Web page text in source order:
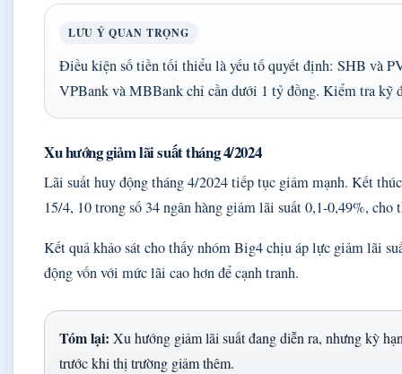
LƯU Ý QUAN TRỌNG
Điều kiện số tiền tối thiểu là yếu tố quyết định: SHB và
VPBank và MBBank chỉ cần dưới 1 tỷ đồng. Kiểm tra kỹ
Xu hướng giảm lãi suất tháng 4/2024
Lãi suất huy động tháng 4/2024 tiếp tục giảm mạnh. Kết
15/4, 10 trong số 34 ngân hàng giảm lãi suất 0,1-0,49%,
Kết quả khảo sát cho thấy nhóm Big4 chịu áp lực giảm lãi
động vốn với mức lãi cao hơn để cạnh tranh.
Tóm lại: Xu hướng giảm lãi suất đang diễn ra, nhưng kỳ
trước khi thị trường giảm thêm.